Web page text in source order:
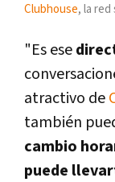
Clubhouse, la red
"Es ese
atractivo de
también
cambio
puede